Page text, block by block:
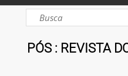
PÓS : REVISTA